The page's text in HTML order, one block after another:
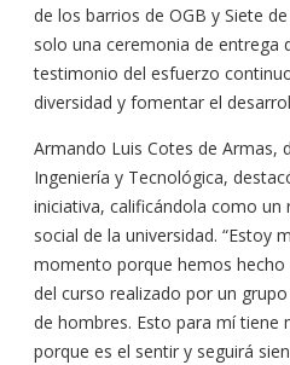
de los barrios de OGB y Siete
solo una ceremonia de entrega
testimonio del esfuerzo
diversidad y fomentar el
Armando Luis Cotes de Armas,
Ingeniería y Tecnológica,
iniciativa, calificándola como
social de la universidad. “Estoy
momento porque hemos
del curso realizado por un
de hombres. Esto para mí tiene
porque es el sentir y seguirá